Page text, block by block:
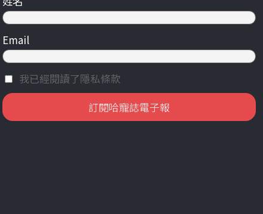
Email
我已經閱讀了隱私條款